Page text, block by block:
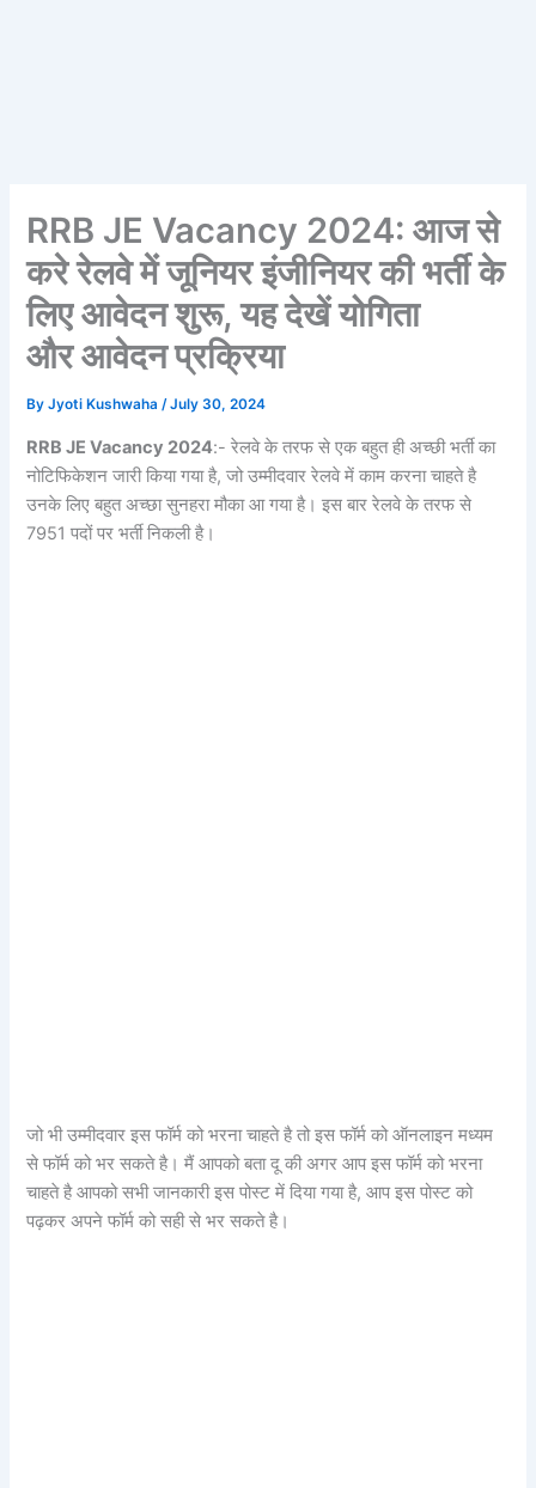
RRB JE Vacancy 2024: आज से
करे रेलवे में जूनियर इंजीनियर की भर्ती के
लिए आवेदन शुरू, यह देखें योगिता
और आवेदन प्रक्रिया
ByJyoti Kushwaha/July 30, 2024
RRB JE Vacancy 2024:- रेलवे के तरफ से एक बहुत ही अच्छी भर्ती का
नोटिफिकेशन जारी किया गया है, जो उम्मीदवार रेलवे में काम करना चाहते है
उनके लिए बहुत अच्छा सुनहरा मौका आ गया है। इस बार रेलवे के तरफ से
7951 पदों पर भर्ती निकली है।
जो भी उम्मीदवार इस फॉर्म को भरना चाहते है तो इस फॉर्म को ऑनलाइन मध्यम
से फॉर्म को भर सकते है। मैं आपको बता दू की अगर आप इस फॉर्म को भरना
चाहते है आपको सभी जानकारी इस पोस्ट में दिया गया है, आप इस पोस्ट को
पढ़कर अपने फॉर्म को सही से भर सकते है।